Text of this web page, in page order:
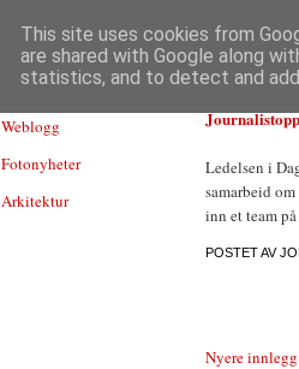
Weblogg
Fotonyheter
Arkitektur
Ledelsen i
samarbeid
inn et team
POSTET AV
Nyere innlegg
This site uses cookies from
are shared with Google along
statistics, and to detect and